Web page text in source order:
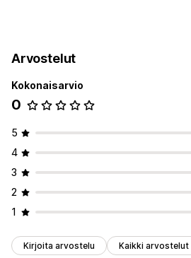
Arvostelut
Kokonaisarvio
0
5
4
3
2
1
Kirjoita arvostelu Kaikki arvostelut